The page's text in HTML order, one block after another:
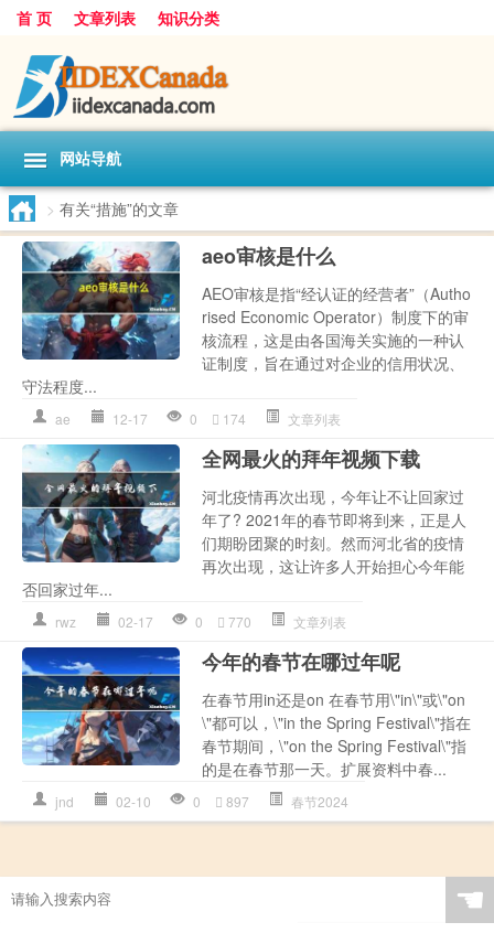
首 页 文章列表 知识分类
网站导航
> 有关“措施”的文章
aeo审核是什么
AEO审核是指“经认证的经营者”（Autho
rised Economic Operator）制度下的审
核流程，这是由各国海关实施的一种认
证制度，旨在通过对企业的信用状况、
守法程度...
ae 12-17 0 174 文章列表
全网最火的拜年视频下载
河北疫情再次出现，今年让不让回家过
年了? 2021年的春节即将到来，正是人
们期盼团聚的时刻。然而河北省的疫情
再次出现，这让许多人开始担心今年能
否回家过年...
rwz 02-17 0 770 文章列表
今年的春节在哪过年呢
在春节用in还是on 在春节用\"in\"或\"on
\"都可以，\"in the Spring Festival\"指在
春节期间，\"on the Spring Festival\"指
的是在春节那一天。扩展资料中春...
jnd 02-10 0 897 春节2024
☚